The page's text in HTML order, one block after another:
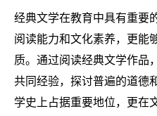
经典文学在教育中具有重要
阅读能力和文化素养，更能
质。通过阅读经典文学作品
共同经验，探讨普遍的道德
学史上占据重要地位，更在